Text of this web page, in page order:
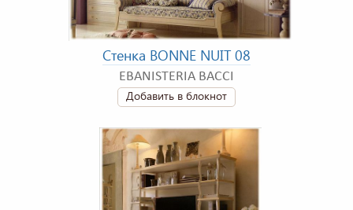
Стенка BONNE NUIT 08
EBANISTERIA BACCI
Добавить в блокнот